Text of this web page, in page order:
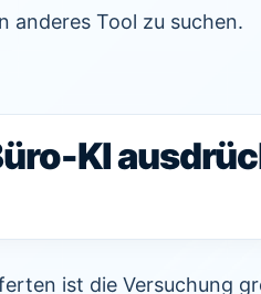
anderes Tool zu suchen.
KI
ist die Versuchung